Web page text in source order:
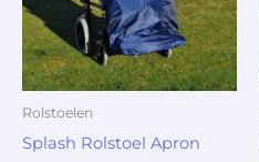
Rolstoelen
Splash Rolstoel Apron